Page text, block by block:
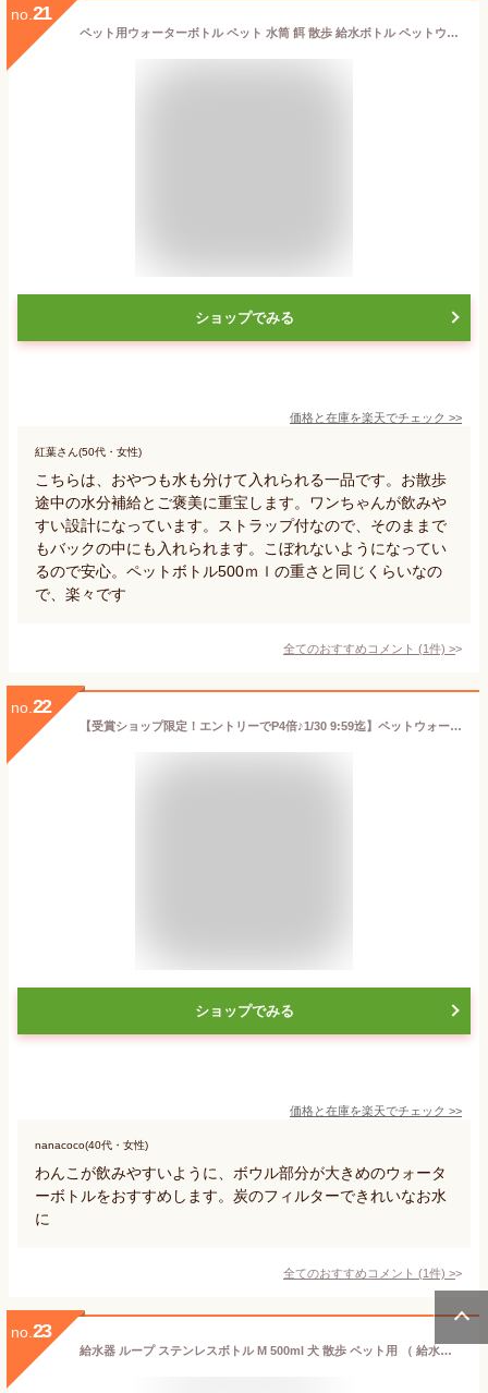
no. 21
ペット用ウォーターボトル ペット 水筒 餌 散歩 給水ボトル ペットウォーターボトル ペット用水筒 ペット用携帯水筒 ウォーターボトル おやつケース おやつ入れ 水飲み器 お出かけボトル 水分補給 犬水筒 猫水筒 給水ボトル
ショップでみる
価格と在庫を楽天でチェック >>
紅葉さん(50代・女性)
こちらは、おやつも水も分けて入れられる一品です。お散歩
途中の水分補給とご褒美に重宝します。ワンちゃんが飲みや
すい設計になっています。ストラップ付なので、そのままで
もバックの中にも入れられます。こぼれないようになってい
るので安心。ペットボトル500ｍｌの重さと同じくらいなの
で、楽々です
全てのおすすめコメント (1件) >
no. 22
【受賞ショップ限定！エントリーでP4倍♪1/30 9:59迄】ペットウォーターボトル 犬グッズ ペット用品 ペット用水筒 ペット 水筒 水 水飲み 給水 耐熱 安全 浄水 炭 フィルター ボトル 漏れ防止 散歩 お出かけ 外出 ドライブ 旅行 丈夫 ストラップ付 犬 猫 小型犬 中型犬
ショップでみる
価格と在庫を楽天でチェック >>
nanacoco(40代・女性)
わんこが飲みやすいように、ボウル部分が大きめのウォータ
ーボトルをおすすめします。炭のフィルターできれいなお水
に
全てのおすすめコメント (1件) >
no. 23
給水器 ループ ステンレスボトル M 500ml 犬 散歩 ペット用 （ 給水ボトル ペット専用 水筒 水 ボトル 水飲みボウル おしゃれ カラビナ付き 水入れ お出かけ お散歩グッズ 携帯 持ち運び ウォーターボトル ペット用品 飲み水ボウル ） 【3980円以上送料無料】